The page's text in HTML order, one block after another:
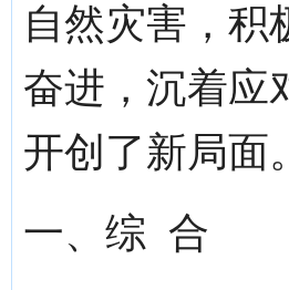
自然灾害，积
奋进，沉着应
开创了新局面。
一、综 合